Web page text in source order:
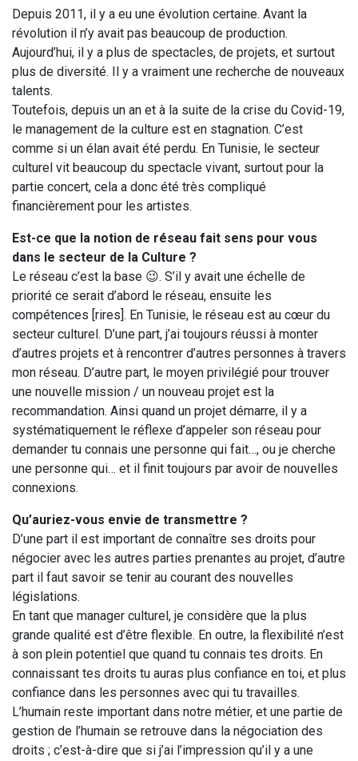
Depuis 2011, il y a eu une évolution certaine. Avant la
révolution il n’y avait pas beaucoup de production.
Aujourd’hui, il y a plus de spectacles, de projets, et surtout
plus de diversité. Il y a vraiment une recherche de nouveaux
talents.
Toutefois, depuis un an et à la suite de la crise du Covid-19,
le management de la culture est en stagnation. C’est
comme si un élan avait été perdu. En Tunisie, le secteur
culturel vit beaucoup du spectacle vivant, surtout pour la
partie concert, cela a donc été très compliqué
financièrement pour les artistes.
Est-ce que la notion de réseau fait sens pour vous
dans le secteur de la Culture ?
Le réseau c’est la base 😉. S’il y avait une échelle de
priorité ce serait d’abord le réseau, ensuite les
compétences [rires]. En Tunisie, le réseau est au cœur du
secteur culturel. D’une part, j’ai toujours réussi à monter
d’autres projets et à rencontrer d’autres personnes à travers
mon réseau. D’autre part, le moyen privilégié pour trouver
une nouvelle mission / un nouveau projet est la
recommandation. Ainsi quand un projet démarre, il y a
systématiquement le réflexe d’appeler son réseau pour
demander tu connais une personne qui fait…, ou je cherche
une personne qui… et il finit toujours par avoir de nouvelles
connexions.
Qu’auriez-vous envie de transmettre ?
D’une part il est important de connaître ses droits pour
négocier avec les autres parties prenantes au projet, d’autre
part il faut savoir se tenir au courant des nouvelles
législations.
En tant que manager culturel, je considère que la plus
grande qualité est d’être flexible. En outre, la flexibilité n’est
à son plein potentiel que quand tu connais tes droits. En
connaissant tes droits tu auras plus confiance en toi, et plus
confiance dans les personnes avec qui tu travailles.
L’humain reste important dans notre métier, et une partie de
gestion de l’humain se retrouve dans la négociation des
droits ; c’est-à-dire que si j’ai l’impression qu’il y a une